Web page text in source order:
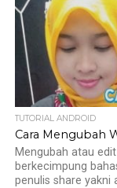
TUTORIAL ANDROID
Cara Mengubah
Mengubah atau
berkecimpung
penulis share yakni